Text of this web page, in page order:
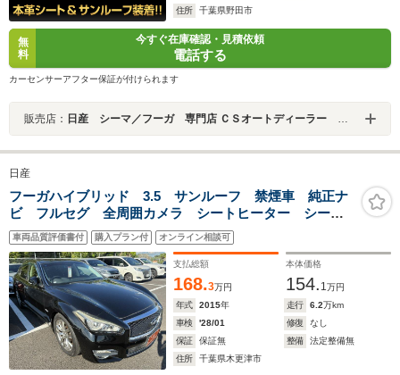
住所
千葉県野田市
無
料
今すぐ在庫確認・見積依頼
電話する
カーセンサーアフター保証が付けられます
販売店： 日産 シーマ／フーガ 専門店 ＣＳオートディーラー ５１系 シーマ／フーガ 中古車専門店
日産
フーガハイブリッド 3.5 サンルーフ 禁煙車 純正ナ
ビ フルセグ 全周囲カメラ シートヒーター シート
エアコン レザーシート レーダークルーズコントロー
ル オートエアコン オートライト スマートキー
車両品質評価書付 購入プラン付 オンライン相談可
支払総額
168.3万円
本体価格
154. 1万円
年式
2015年 走行 6.2万km
車検
'28/01 修復
なし
保証
保証無 整備
法定整備無
住所
千葉県木更津市